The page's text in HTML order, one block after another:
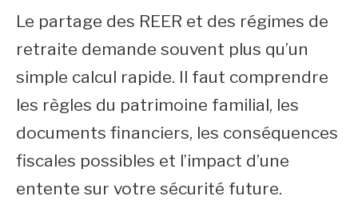
Le partage des REER et des régimes de
retraite demande souvent plus qu’un
simple calcul rapide. Il faut comprendre
les règles du patrimoine familial, les
documents financiers, les conséquences
fiscales possibles et l’impact d’une
entente sur votre sécurité future.